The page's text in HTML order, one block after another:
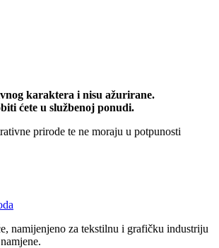
karaktera i nisu ažurirane.
ćete u službenoj ponudi.
prirode te ne moraju u potpunosti
namijenjeno za tekstilnu i grafičku industriju